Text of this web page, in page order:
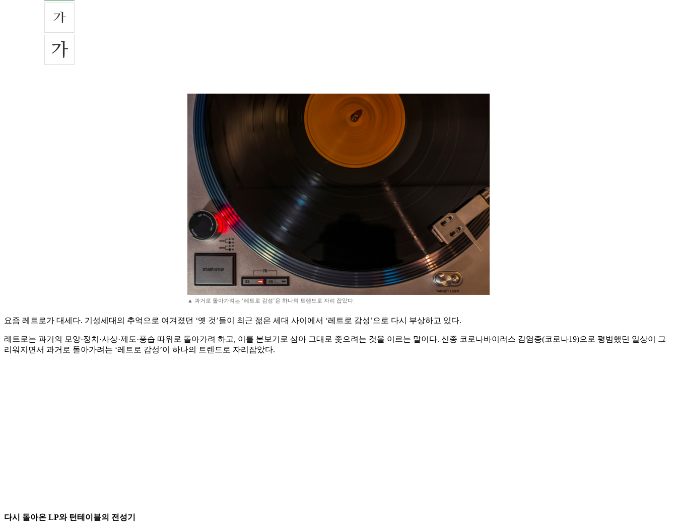
▲ 과거로 돌아가려는 ‘레트로 감성’은 하나의 트렌드로 자리 잡았다.
요즘 레트로가 대세다. 기성세대의 추억으로 여겨졌던 ‘옛 것’들이 최근 젊은 세대 사이에서 ‘레트로 감성’으로 다시 부상하고 있다.
레트로는 과거의 모양·정치·사상·제도·풍습 따위로 돌아가려 하고, 이를 본보기로 삼아 그대로 좇으려는 것을 이르는 말이다. 신종 코로나바이러스 감염증(코로나19)으로 평범했던 일상이 그
리워지면서 과거로 돌아가려는 ‘레트로 감성’이 하나의 트렌드로 자리잡았다.
다시 돌아온 LP와 턴테이블의 전성기